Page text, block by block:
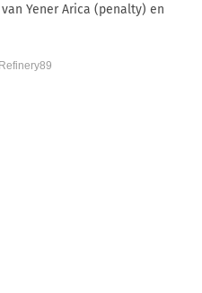
Yener Arica (penalty) en